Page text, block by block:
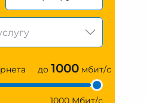
до 1000 мбит/с
1000 Мбит/с